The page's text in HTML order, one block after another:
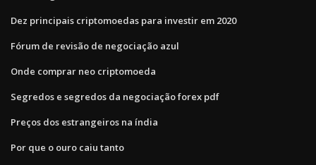
Dez principais criptomoedas para investir em 2020
Fórum de revisão de negociação azul
Onde comprar neo criptomoeda
Segredos e segredos da negociação forex pdf
Preços dos estrangeiros na índia
Por que o ouro caiu tanto